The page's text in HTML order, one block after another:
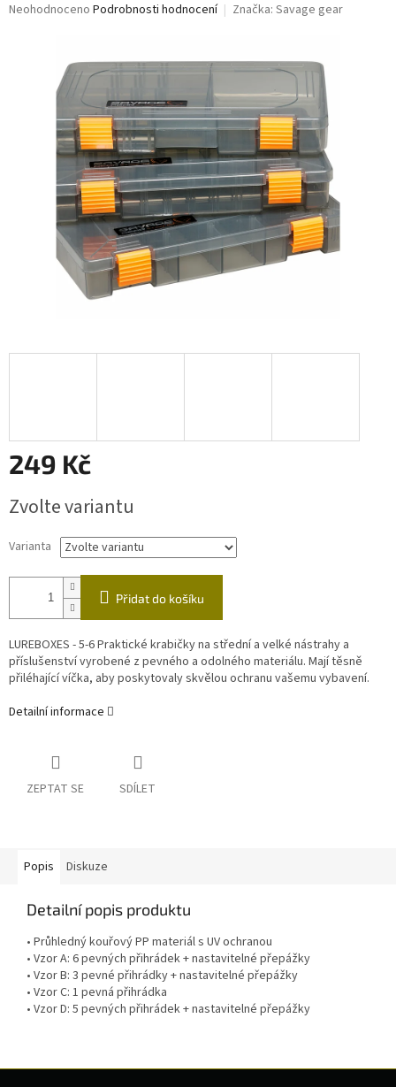
Průměrné
hvězdiček.
Neohodnoceno Podrobnosti hodnocení Značka: Savage gear
249 Kč
cena:
Zvolte variantu
Varianta
Přidat do košíku
LUREBOXES - 5-6 Praktické krabičky na střední a velké nástrahy a
příslušenství vyrobené z pevného a odolného materiálu. Mají těsně
přiléhající víčka, aby poskytovaly skvělou ochranu vašemu vybavení.
Detailní informace
ZEPTAT SE SDÍLET
Popis Diskuze
Detailní popis produktu
• Průhledný kouřový PP materiál s UV ochranou
• Vzor A: 6 pevných přihrádek + nastavitelné přepážky
• Vzor B: 3 pevné přihrádky + nastavitelné přepážky
• Vzor C: 1 pevná přihrádka
• Vzor D: 5 pevných přihrádek + nastavitelné přepážky